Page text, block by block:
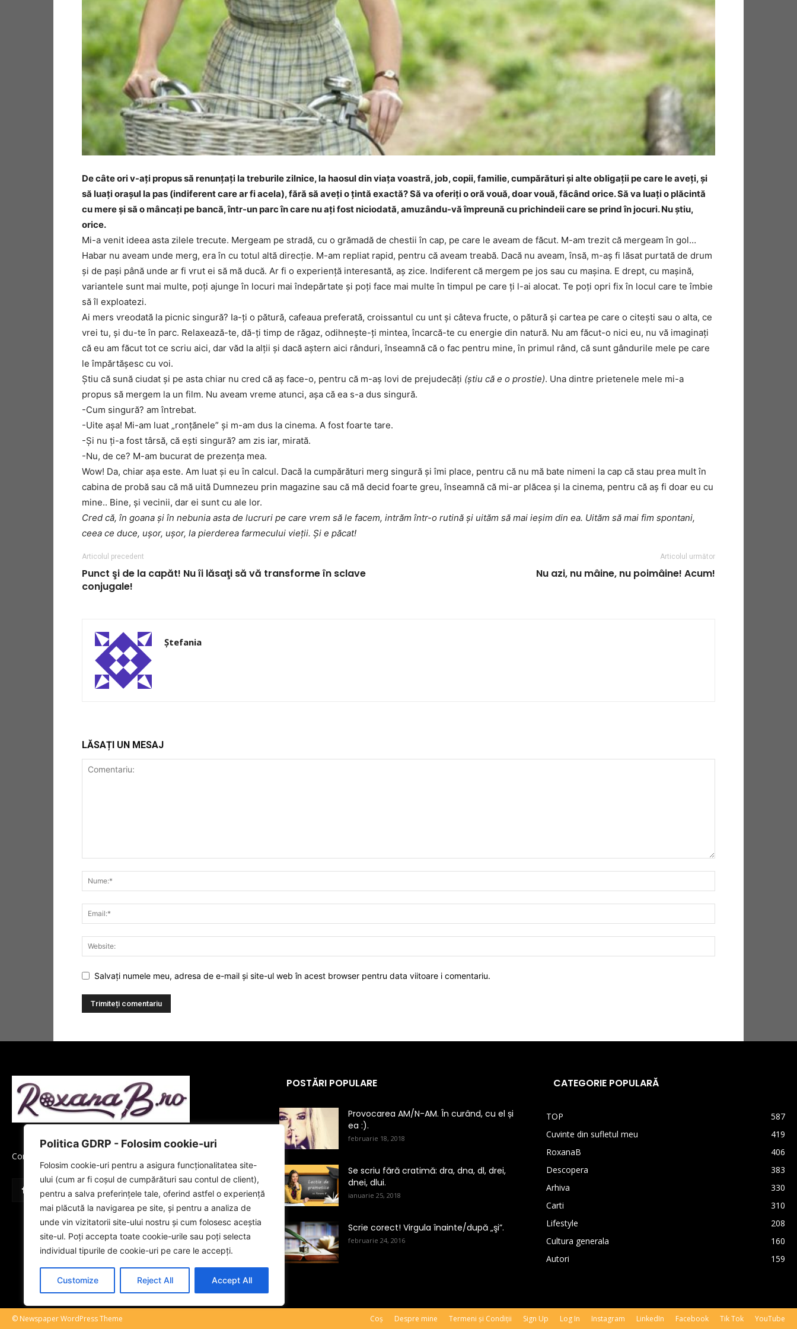
Politica GDRP - Folosim cookie-uri
Folosim cookie-uri pentru a asigura funcționalitatea site-
ului (cum ar fi coșul de cumpărături sau contul de client),
pentru a salva preferințele tale, oferind astfel o experiență
mai plăcută la navigarea pe site, și pentru a analiza de
unde vin vizitatorii site-ului nostru și cum folosesc aceștia
site-ul. Poți accepta toate cookie-urile sau poți selecta
individual tipurile de cookie-uri pe care le accepți.
Customize Reject All Accept All
De câte ori v-aţi propus să renunţaţi la treburile zilnice, la haosul din viaţa voastră, job, copii, familie, cumpărături şi alte obligaţii pe care le aveţi, şi
să luaţi oraşul la pas (indiferent care ar fi acela), fără să aveţi o ţintă exactă? Să va oferiţi o oră vouă, doar vouă, făcând orice. Să va luaţi o plăcintă
cu mere şi să o mâncaţi pe bancă, într-un parc în care nu aţi fost niciodată, amuzându-vă împreună cu prichindeii care se prind în jocuri. Nu ştiu,
orice.
Mi-a venit ideea asta zilele trecute. Mergeam pe stradă, cu o grămadă de chestii în cap, pe care le aveam de făcut. M-am trezit că mergeam în gol…
Habar nu aveam unde merg, era în cu totul altă direcţie. M-am repliat rapid, pentru că aveam treabă. Dacă nu aveam, însă, m-aş fi lăsat purtată de drum
şi de paşi până unde ar fi vrut ei să mă ducă. Ar fi o experienţă interesantă, aş zice. Indiferent că mergem pe jos sau cu maşina. E drept, cu maşină,
variantele sunt mai multe, poţi ajunge în locuri mai îndepărtate şi poţi face mai multe în timpul pe care ţi l-ai alocat. Te poţi opri fix în locul care te îmbie
să îl exploatezi.
Ai mers vreodată la picnic singură? Ia-ţi o pătură, cafeaua preferată, croissantul cu unt şi câteva fructe, o pătură şi cartea pe care o citeşti sau o alta, ce
vrei tu, şi du-te în parc. Relaxează-te, dă-ţi timp de răgaz, odihneşte-ţi mintea, încarcă-te cu energie din natură. Nu am făcut-o nici eu, nu vă imaginaţi
că eu am făcut tot ce scriu aici, dar văd la alţii şi dacă aştern aici rânduri, înseamnă că o fac pentru mine, în primul rând, că sunt gândurile mele pe care
le împărtăşesc cu voi.
Ştiu că sună ciudat şi pe asta chiar nu cred că aş face-o, pentru că m-aş lovi de prejudecăţi (ştiu că e o prostie). Una dintre prietenele mele mi-a
propus să mergem la un film. Nu aveam vreme atunci, aşa că ea s-a dus singură.
-Cum singură? am întrebat.
-Uite aşa! Mi-am luat „ronţănele” şi m-am dus la cinema. A fost foarte tare.
-Şi nu ţi-a fost târsă, că eşti singură? am zis iar, mirată.
-Nu, de ce? M-am bucurat de prezenţa mea.
Wow! Da, chiar aşa este. Am luat şi eu în calcul. Dacă la cumpărături merg singură şi îmi place, pentru că nu mă bate nimeni la cap că stau prea mult în
cabina de probă sau că mă uită Dumnezeu prin magazine sau că mă decid foarte greu, înseamnă că mi-ar plăcea şi la cinema, pentru că aş fi doar eu cu
mine.. Bine, şi vecinii, dar ei sunt cu ale lor.
Cred că, în goana şi în nebunia asta de lucruri pe care vrem să le facem, intrăm într-o rutină şi uităm să mai ieşim din ea. Uităm să mai fim spontani,
ceea ce duce, uşor, uşor, la pierderea farmecului vieţii. Şi e păcat!
Articolul precedent
Punct şi de la capăt! Nu îi lăsaţi să vă transforme în sclave
conjugale!
Articolul următor
Nu azi, nu mâine, nu poimâine! Acum!
Ștefania
LĂSAȚI UN MESAJ
Salvați numele meu, adresa de e-mail și site-ul web în acest browser pentru data viitoare i comentariu.
Contactați-ne:
POSTĂRI POPULARE
Provocarea AM/N-AM. În curând, cu el și
ea :).
februarie 18, 2018
Se scriu fără cratimă: dra, dna, dl, drei,
dnei, dlui.
ianuarie 25, 2018
Scrie corect! Virgula înainte/după „şi”.
februarie 24, 2016
CATEGORIE POPULARĂ
TOP
587
Cuvinte din sufletul meu
419
RoxanaB
406
Descopera
383
Arhiva
330
Carti
310
Lifestyle
208
Cultura generala
160
Autori
159
Coș Despre mine Termeni și Condiții Sign Up Log In Instagram LinkedIn Facebook Tik Tok YouTube
© Newspaper WordPress Theme